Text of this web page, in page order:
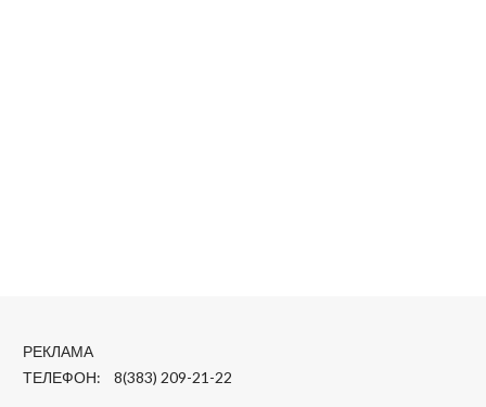
РЕКЛАМА
ТЕЛЕФОН: 8(383) 209-21-22